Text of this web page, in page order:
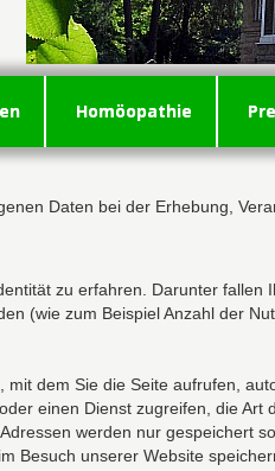
Homöopathie
Daten bei der Erhebung,
zu erfahren. Darunter fallen
(wie zum Beispiel Anzahl der
dem Sie die Seite aufrufen,
einen Dienst zugreifen, die
werden nur gespeichert
Besuch unserer Website